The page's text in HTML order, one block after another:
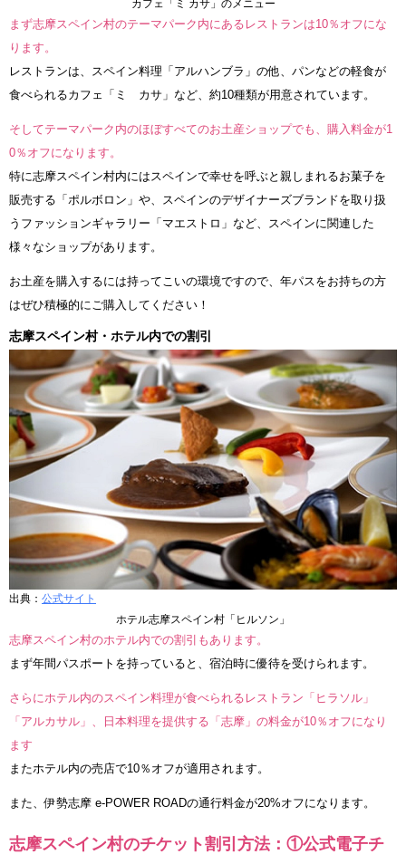
カフェ「ミ カサ」のメニュー
まず志摩スペイン村のテーマパーク内にあるレストランは10％オフにな
ります。
レストランは、スペイン料理「アルハンブラ」の他、パンなどの軽食が
食べられるカフェ「ミ カサ」など、約10種類が用意されています。
そしてテーマパーク内のほぼすべてのお土産ショップでも、購入料金が1
0％オフになります。
特に志摩スペイン村内にはスペインで幸せを呼ぶと親しまれるお菓子を
販売する「ポルボロン」や、スペインのデザイナーズブランドを取り扱
うファッションギャラリー「マエストロ」など、スペインに関連した
様々なショップがあります。
お土産を購入するには持ってこいの環境ですので、年パスをお持ちの方
はぜひ積極的にご購入してください！
志摩スペイン村・ホテル内での割引
出典： 公式サイト
ホテル志摩スペイン村「ヒルソン」
志摩スペイン村のホテル内での割引もあります。
まず年間パスポートを持っていると、宿泊時に優待を受けられます。
さらにホテル内のスペイン料理が食べられるレストラン「ヒラソル」
「アルカサル」、日本料理を提供する「志摩」の料金が10％オフになり
ます
またホテル内の売店で10％オフが適用されます。
また、伊勢志摩 e-POWER ROADの通行料金が20%オフになります。
志摩スペイン村のチケット割引方法：①公式電子チ